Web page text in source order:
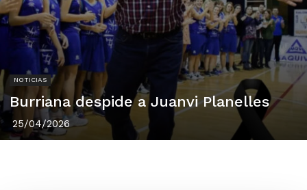
NOTICIAS
Burriana despide a Juanvi Planelles
25/04/2026